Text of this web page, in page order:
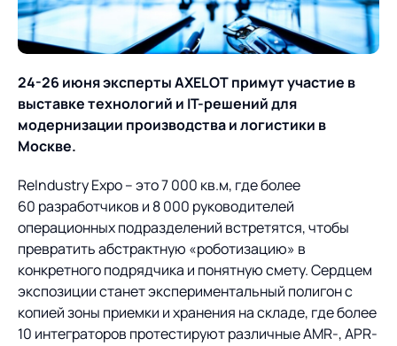
О компании
ИТ-аккредитация
Карьера
Партнеры
Импортозамещение
Продукты
Управление цепями
поставок
Управление складами
Управление перевозками
и транспортным парком
Интегрированное
планирование
Управление
контейнерным
Оптимизация в цепях
поставок
Логистический
консалтинг
Роботизация
Оборудование для склада
AXELOT AI
Услуги
Логистический
Автоматизация
процессов
Техническое оснащение
Постпроектное
сопровождение
Облачные сервисы
Формирование центров
компетенций
Пресс-центр
Новости
Мероприятия
СМИ о нас
Архив мероприятий
Проекты
Проекты
Контакты
24-26 июня эксперты AXELOT примут участие в
выставке технологий и IT-решений для
модернизации производства и логистики в
Москве.
ReIndustry Expo – это 7 000 кв.м, где более
60 разработчиков и 8 000 руководителей
операционных подразделений встретятся, чтобы
превратить абстрактную «роботизацию» в
конкретного подрядчика и понятную смету. Сердцем
экспозиции станет экспериментальный полигон с
копией зоны приемки и хранения на складе, где более
10 интеграторов протестируют различные AMR-, APR-